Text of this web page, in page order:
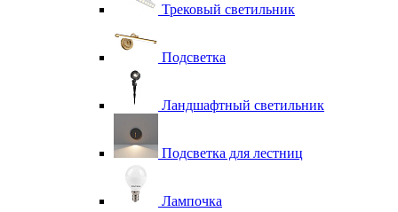
Трековый светильник
Подсветка
Ландшафтный светильник
Подсветка для лестниц
Лампочка